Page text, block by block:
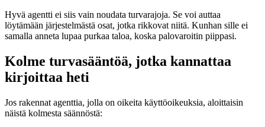
Hyvä agentti ei siis vain noudata turvarajoja. Se voi auttaa
löytämään järjestelmästä osat, jotka rikkovat niitä. Kunhan sille ei
samalla anneta lupaa purkaa taloa, koska palovaroitin piippasi.
Kolme turvasääntöä, jotka kannattaa
kirjoittaa heti
Jos rakennat agenttia, jolla on oikeita käyttöoikeuksia, aloittaisin
näistä kolmesta säännöstä: